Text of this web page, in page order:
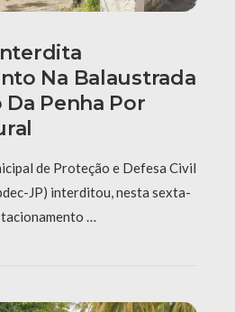
Na Balaustrada
Penha Por
de Proteção e Defesa Civil
JP) interditou, nesta sexta-
…